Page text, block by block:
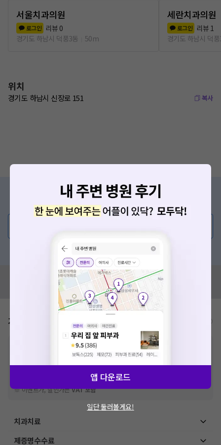
서울치과의원
로그인 리뷰 0
경기도 하남시 덕풍3동
50m
세란치과의원
로그인 리뷰 1
경기도 하남시 덕
위치
경기도 하남시 신장로 151 복사
증상/치료, 궁금한 점이 있나요?
의사가 직접 답해드려요!
혹은, 의료상담 서비스에 다양한 게시글 보러가기
혹시 잘못된 병원정보가 있나요?
모두닥 팀에 알려주세요!
가격표
비급여 항목의 경우,추가비용 등으로 실제 가격과 상이할 수 있으니, 정확
한 가격은 해당 의료기관에 직접 문의해주세요.
※급여 항목의 경우,건강보험심사평가원에 고지되어 있는 급여 진료 기준 가
격입니다. (진료와 연관된 복합적인 비용이 추가되어, 병원마다 금액이 다르게
산정될 수 있는 점 참고 바랍니다.)
※ 이벤트가, 할인가는VAT 포함
치과치료
제증명수수료
앱 다운로드
일단 둘러볼게요!